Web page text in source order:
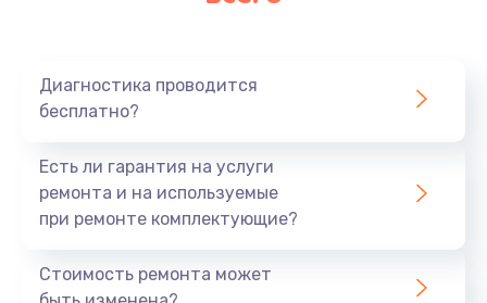
Диагностика проводится
бесплатно?
Есть ли гарантия на услуги
ремонта и на используемые
при ремонте комплектующие?
Стоимость ремонта может